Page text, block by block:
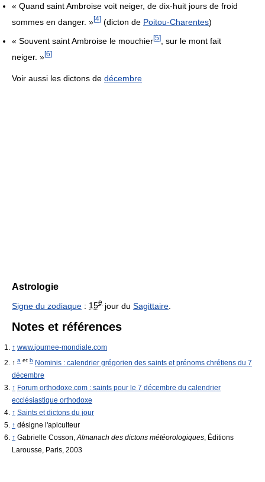
« Quand saint Ambroise voit neiger, de dix-huit jours de froid
sommes en danger. »[4] (dicton de Poitou-Charentes)
« Souvent saint Ambroise le mouchier[5]
, sur le mont fait
neiger. »[6]
Voir aussi les dictons de décembre
Astrologie
Signe du zodiaque : 15e jour du Sagittaire
Notes et références
↑ www.journee-mondiale.com
↑ a et b Nominis : calendrier grégorien des saints et prénoms chrétiens du 7
décembre
↑ Forum orthodoxe.com : saints pour le 7 décembre du calendrier
ecclésiastique orthodoxe
↑ Saints et dictons du jour
↑ désigne l'apiculteur
↑ Gabrielle Cosson,Almanach des dictons météorologiques, Éditions
Larousse, Paris, 2003